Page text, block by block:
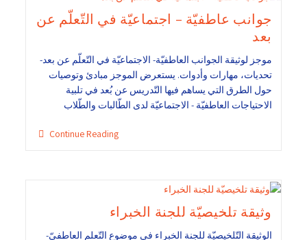
جوانب عاطفيّة – اجتماعيّة في التّعلّم عن
بعد
موجز لوثيقة الجوانب العاطفيّة- الاجتماعيّة في التّعلّم عن بعد-
تحديات، مهارات وأدوات. يستعرض الموجز مبادئ وتوصيات
حول الطرق التي يساهم فيها التّدريس عن بُعد في تلبية
الاحتياجات العاطفيّة - الاجتماعيّة لدى الطّالبات والطّلاب
Continue Reading
وثيقة تلخيصيّة للجنة الخبراء
الوثيقة التّلخيصيّة للجنة الخبراء في موضوع التّعلم العاطفيّ-